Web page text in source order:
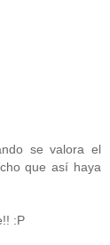
se valora el
que así haya
:P